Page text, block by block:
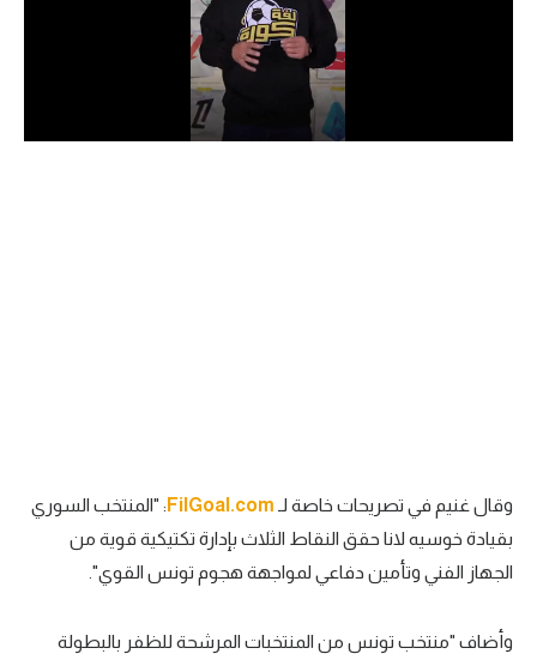
الكرة الإفريقية
وقال غنيم في تصريحات خاصة لـ FilGoal.com : "المنتخب السوري
بقيادة خوسيه لانا حقق النقاط الثلاث بإدارة تكتيكية قوية من
الجهاز الفني وتأمين دفاعي لمواجهة هجوم تونس القوي".
وأضاف "منتخب تونس من المنتخبات المرشحة للظفر بالبطولة